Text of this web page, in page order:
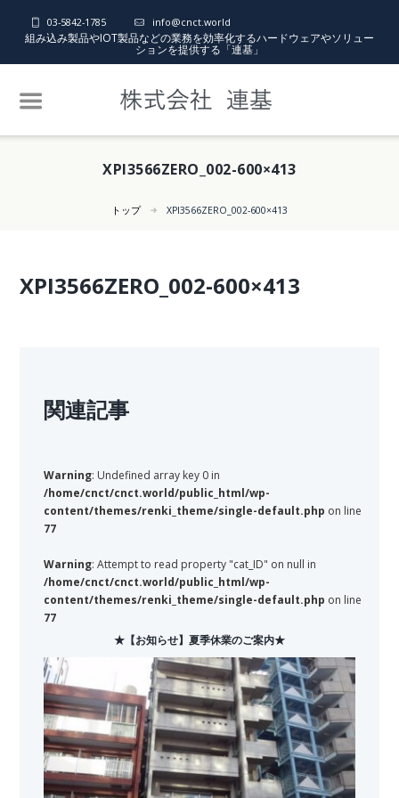
03-5842-1785 info@cnct.world
組み込み製品やIOT製品などの業務を効率化するハードウェアやソリュー
ションを提供する「連基」
XPI3566ZERO_002-600×413
トップ XPI3566ZERO_002-600×413
XPI3566ZERO_002-600×413
関連記事
Warning: Undefined array key 0 in
/home/cnct/cnct.world/public_html/wp-
content/themes/renki_theme/single-default.php on line
77
Warning: Attempt to read property "cat_ID" on null in
/home/cnct/cnct.world/public_html/wp-
content/themes/renki_theme/single-default.php on line
77
★【お知らせ】夏季休業のご案内★